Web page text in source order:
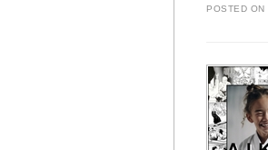
POSTED ON